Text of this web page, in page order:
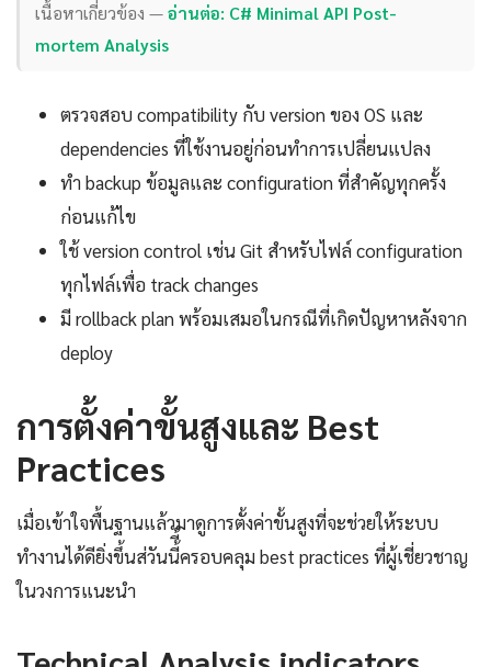
เนื้อหาเกี่ยวข้อง —อ่านต่อ: C# Minimal API Post-
mortem Analysis
ตรวจสอบ compatibility กับ version ของ OS และ
dependencies ที่ใช้งานอยู่ก่อนทำการเปลี่ยนแปลง
ทำ backup ข้อมูลและ configuration ที่สำคัญทุกครั้ง
ก่อนแก้ไข
ใช้ version control เช่น Git สำหรับไฟล์ configuration
ทุกไฟล์เพื่อ track changes
มี rollback plan พร้อมเสมอในกรณีที่เกิดปัญหาหลังจาก
deploy
การตั้งค่าขั้นสูงและ Best
Practices
เมื่อเข้าใจพื้นฐานแล้วมาดูการตั้งค่าขั้นสูงที่จะช่วยให้ระบบ
ทำงานได้ดียิ่งขึ้นส่วันนี้ี้ครอบคลุม best practices ที่ผู้เชี่ยวชาญ
ในวงการแนะนำ